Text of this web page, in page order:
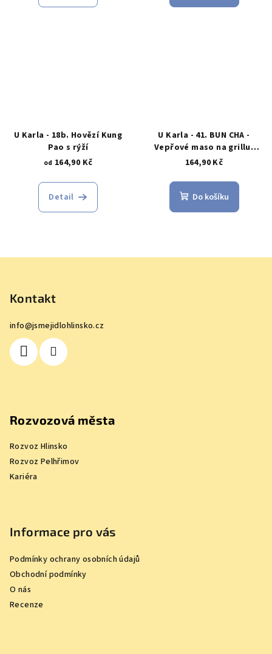
U Karla - 18b. Hovězí Kung
Pao s rýží
od 164,90 Kč
Detail
U Karla - 41. BUN CHA -
Vepřové maso na grillu,
rýžové nudle, salát,
164,90 Kč
Do košíku
Kontakt
info@jsmejidlohlinsko.cz
Rozvozová města
Rozvoz Hlinsko
Rozvoz Pelhřimov
Kariéra
Informace pro vás
Podmínky ochrany osobních údajů
Obchodní podmínky
O nás
Recenze